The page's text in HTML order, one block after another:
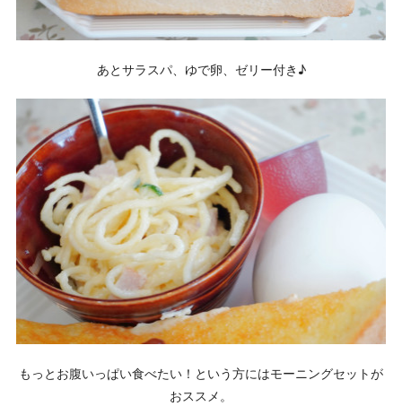
あとサラスパ、ゆで卵、ゼリー付き♪
もっとお腹いっぱい食べたい！という方にはモーニングセットが
おススメ。